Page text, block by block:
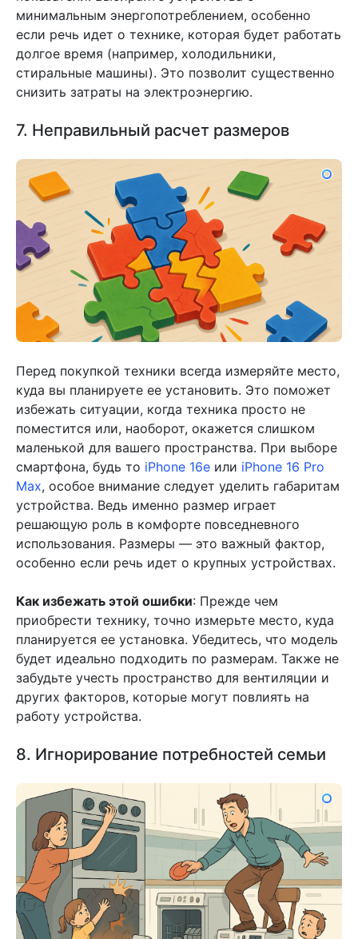
минимальным энергопотреблением, особенно
если речь идет о технике, которая будет работать
долгое время (например, холодильники,
стиральные машины). Это позволит существенно
снизить затраты на электроэнергию.
7. Неправильный расчет размеров
Перед покупкой техники всегда измеряйте место,
куда вы планируете ее установить. Это поможет
избежать ситуации, когда техника просто не
поместится или, наоборот, окажется слишком
маленькой для вашего пространства. При выборе
смартфона, будь то iPhone 16e или iPhone 16 Pro
Max, особое внимание следует уделить габаритам
устройства. Ведь именно размер играет
решающую роль в комфорте повседневного
использования. Размеры — это важный фактор,
особенно если речь идет о крупных устройствах.
Как избежать этой ошибки: Прежде чем
приобрести технику, точно измерьте место, куда
планируется ее установка. Убедитесь, что модель
будет идеально подходить по размерам. Также не
забудьте учесть пространство для вентиляции и
других факторов, которые могут повлиять на
работу устройства.
8. Игнорирование потребностей семьи